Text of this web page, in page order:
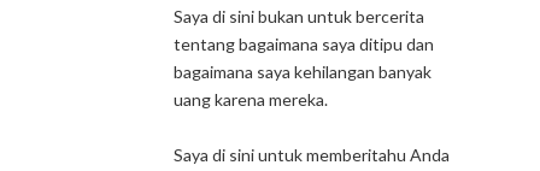
Saya di sini bukan untuk bercerita
tentang bagaimana saya ditipu dan
bagaimana saya kehilangan banyak
uang karena mereka.
Saya di sini untuk memberitahu Anda